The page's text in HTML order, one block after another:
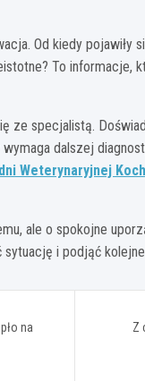
Od kiedy pojawiły
To informacje,
ze specjalistą.
dalszej
Weterynaryjnej
ale o spokojne
i podjąć
na
Z